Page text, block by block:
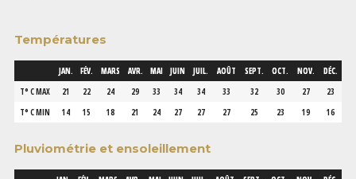
Températures
JAN. FÉV. MARS AVR. MAI JUIN JUIL. AOÛT SEPT. OCT. NOV.
DÉC.
T° C MAX
21 22 24 29 33 34 34 33 32 30 27
23
T° C MIN
14 15 18 21 24 27 27 27 25 23 19 16
Pluviométrie et ensoleillement